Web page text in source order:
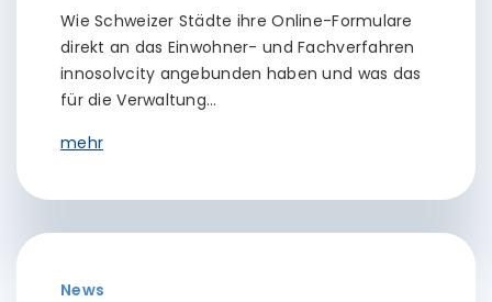
Wie Schweizer Städte ihre Online-Formulare
direkt an das Einwohner- und Fachverfahren
innosolvcity angebunden haben und was das
für die Verwaltung…
mehr
News